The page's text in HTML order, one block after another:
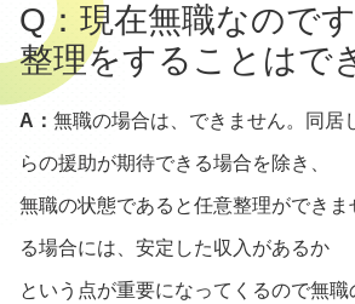
Q：現在無職なので
整理をすることはで
A： 無職の場合は、できません。同居
らの援助が期待できる場合を除き、
無職の状態であると任意整理ができ
る場合には、安定した収入があるか
という点が重要になってくるので無